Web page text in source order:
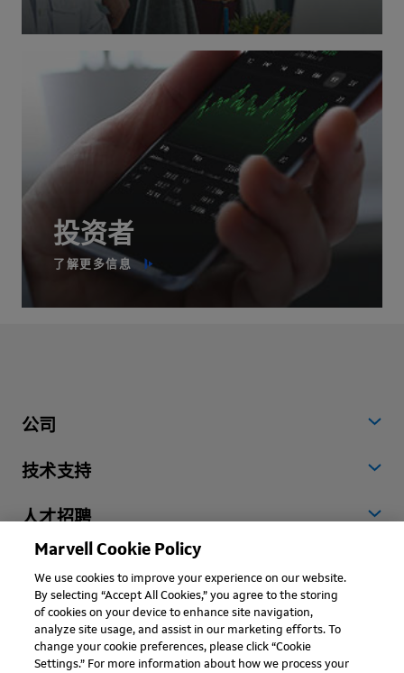
投资者
了解更多信息
公司
技术支持
人才招聘
Marvell Cookie Policy
We use cookies to improve your experience on our website.
By selecting “Accept All Cookies,” you agree to the storing
of cookies on your device to enhance site navigation,
analyze site usage, and assist in our marketing efforts. To
change your cookie preferences, please click “Cookie
Settings.” For more information about how we process your